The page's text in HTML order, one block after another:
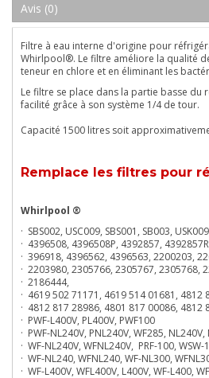
Avis (0)
Filtre à eau interne d'origine pour
Whirlpool®. Le filtre améliore la qualité
teneur en chlore et en éliminant les
Le filtre se place dans la partie basse du
facilité grâce à son système 1/4 de tour.
Capacité 1500 litres soit
Remplace les filtres pour
Whirlpool ®
· SBS002, USC009, SBS001, SB003,
· 4396508, 4396508P, 4392857,
· 396918, 4396562, 4396563, 2200203,
· 2203980, 2305766, 2305767, 2305768,
· 2186444,
· 4619 502 71171, 4619 514 01681, 4812
· 4812 817 28986, 4801 817 00086, 4812
· PWF-L400V, PL400V, PWF100
· PWF-NL240V, PNL240V, WF285, NL240V,
· WF-NL240V, WFNL240V, PRF-100, WSW-
· WF-NL240, WFNL240, WF-NL300,
· WF-L400V, WFL400V, L400V, WF-L400,